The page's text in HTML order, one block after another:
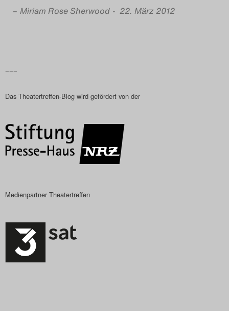
– Miriam Rose Sherwood • 22. März 2012
–––
Das Theatertreffen-Blog wird gefördert von der
Medienpartner Theatertreffen